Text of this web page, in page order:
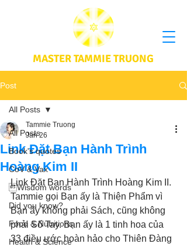
MASTER TAMMIE TRUONG
Post
All Posts
Book's quotes
CoV & Vax
Wisdom words
Did you know?
Food & Nutritions
Health & Science
All Posts
Link Đặt Bạn Hành Trình
Hoàng Kim II
Tammie Truong
Jan 26
Link Đặt Bạn Hành Trình Hoàng Kim II.
Tammie gọi Bạn ấy là Thiện Phẩm vì
Bạn ấy không phải Sách, cũng không
phải Sổ Tay. Bạn ấy là 1 tinh hoa của
33 điều ước hoàn hảo cho Thiên Đàng